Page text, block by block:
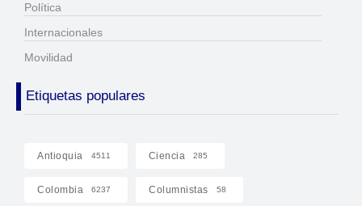
Política
Internacionales
Movilidad
Etiquetas populares
Antioquia 4511 Ciencia 285
Colombia 6237 Columnistas 58